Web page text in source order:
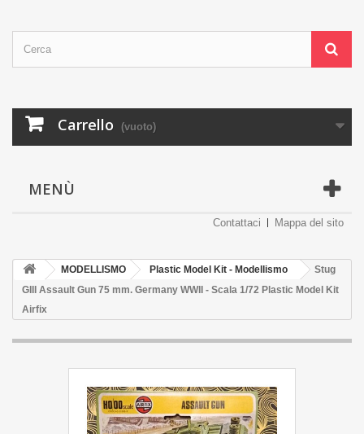
Carrello (vuoto)
MENÙ
Contattaci Mappa del sito
MODELLISMO Plastic Model Kit - Modellismo
Stug
GIII Assault Gun 75 mm. Germany WWII - Scala 1/72 Plastic Model Kit
Airfix